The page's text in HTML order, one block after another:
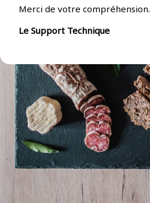
Merci de votre compréhension.
Le Support Technique